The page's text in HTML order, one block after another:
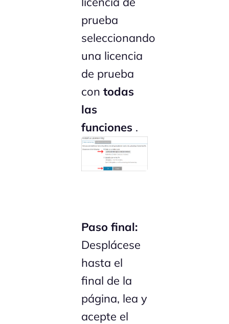
prueba
seleccionando
una licencia
de prueba
contodas
las
funciones .
Paso final:
Desplácese
hasta el
final de la
página, lea y
acepte el